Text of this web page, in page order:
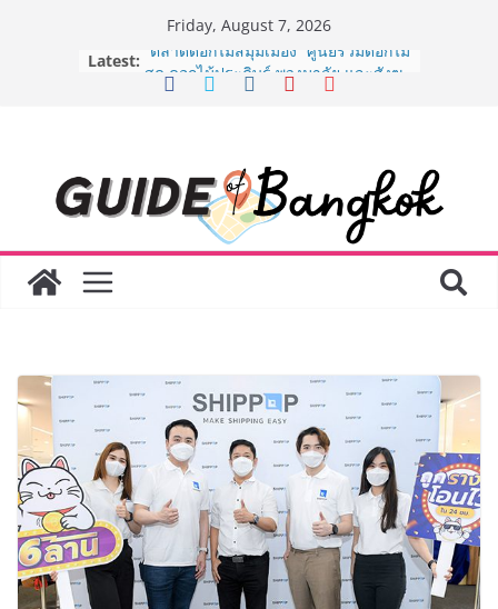
Friday, August 7, 2026
Latest: “ตลาดดอกไม้สี่มุมเมือง” ศูนย์รวมดอกไม้
สด ดอกไม้ประดิษฐ์ พวงมาลัย และสังฆ
ครั้งแรกของไทย ส่งอุปกรณ์วิทยาศาสตร์
“CE-7 MATCH” ฝีมือคนไทย ร่วมภารกิจ
สำรวจดวงจันทร์ 24 สิงหาคมนี้
8.8 “ซูเลียน” รวมพลังนักธุรกิจทั่ว
ประเทศ จัดประชุมใหญ่แห่งปี พบ CEO
อร่อย ยกเมนูระดับตำนาน “ข้าวหน้าไก่
ราชวงศ์” พุ่งทะยานสู่น่านฟ้า
BEDO เดินหน้าจัดกิจกรรมเจรจาธุรกิจ
“BIO TRADE CONNECT 2026” ยก
ระดับผลิตภัณฑ์ท้องถิ่นสู่ตลาดเชิง
พาณิชย์อย่างยั่งยืน